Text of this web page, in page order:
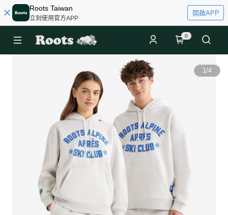
Roots Taiwan
立刻使用官方APP
開啟APP
0
1/4